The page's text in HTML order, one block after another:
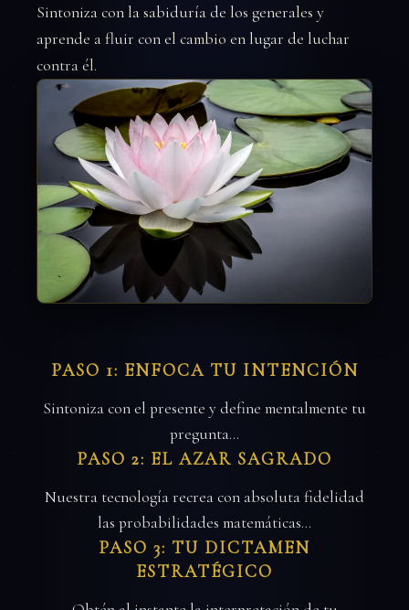
Sintoniza con la sabiduría de los generales y
aprende a fluir con el cambio en lugar de luchar
contra él.
PASO 1: ENFOCA TU INTENCIÓN
Sintoniza con el presente y define mentalmente tu
pregunta…
PASO 2: EL AZAR SAGRADO
Nuestra tecnología recrea con absoluta fidelidad
las probabilidades matemáticas…
PASO 3: TU DICTAMEN
ESTRATÉGICO